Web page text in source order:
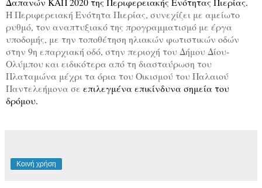
Η Περιφερειακή Ενότητα Πιερίας, συνεχίζει με αμείωτο
ρυθμό, τον αναπτυξιακό της προγραμματισμό με έργα
υποδομής, με την τοποθέτηση ηλιακών φωτιστικών οδών
στην 9η επαρχιακή οδό, στην περιοχή του Δήμου Δίου-
Ολύμπου και ειδικότερα από τη διασταύρωση του
Πλαταμώνα μέχρι τα όρια του Οικισμού του Παλαιού
Παντελεήμονα σε επιλεγμένα επικίνδυνα σημεία του
δρόμου.
Κοινή χρήση